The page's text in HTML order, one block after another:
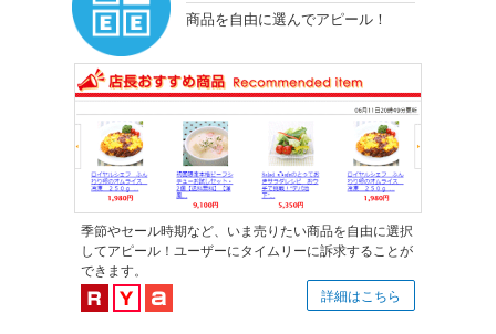
商品を自由に選んでアピール！
季節やセール時期など、いま売りたい商品を自由に選択
してアピール！ユーザーにタイムリーに訴求することが
できます。
楽天市場対応Yahoo!ショッピング対応 詳細はこちら